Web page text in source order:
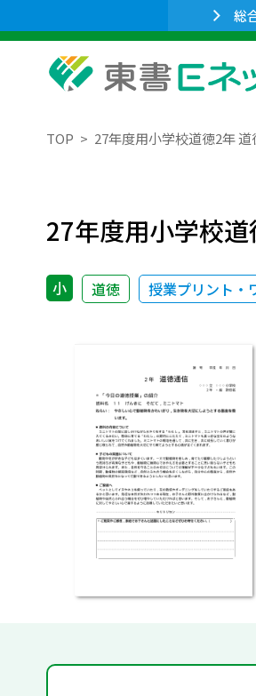
総
TOP 27年度用小学校道徳2年
27年度用小学校
小 道徳 授業プリント・